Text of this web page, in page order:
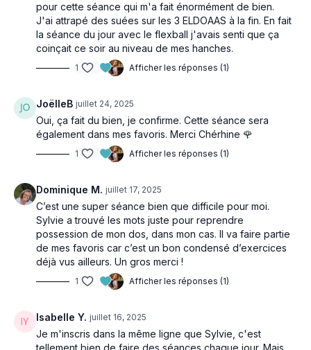
pour cette séance qui m'a fait énormément de bien.
J'ai attrapé des suées sur les 3 ELDOAAS à la fin. En fait
la séance du jour avec le flexball j'avais senti que ça
coinçait ce soir au niveau de mes hanches.
1 Afficher les réponses (1)
JoëlleB juillet 24, 2025
Oui, ça fait du bien, je confirme. Cette séance sera
également dans mes favoris. Merci Chérhine 🌹
1 Afficher les réponses (1)
Dominique M. juillet 17, 2025
C’est une super séance bien que difficile pour moi.
Sylvie a trouvé les mots juste pour reprendre
possession de mon dos, dans mon cas. Il va faire partie
de mes favoris car c’est un bon condensé d’exercices
déjà vus ailleurs. Un gros merci !
1 Afficher les réponses (1)
Isabelle Y. juillet 16, 2025
Je m'inscris dans la même ligne que Sylvie, c'est
tellement bien de faire des séances chaque jour. Mais